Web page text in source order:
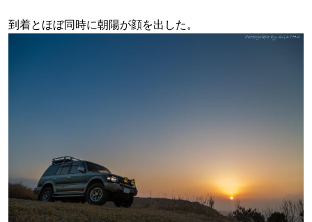
到着とほぼ同時に朝陽が顔を出した。